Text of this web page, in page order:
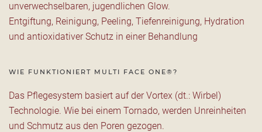
unverwechselbaren, jugendlichen Glow.
Entgiftung, Reinigung, Peeling, Tiefenreinigung, Hydration
und antioxidativer Schutz in einer Behandlung
WIE FUNKTIONIERT MULTI FACE ONE®?
Das Pflegesystem basiert auf der Vortex (dt.: Wirbel)
Technologie. Wie bei einem Tornado, werden Unreinheiten
und Schmutz aus den Poren gezogen.